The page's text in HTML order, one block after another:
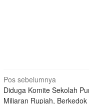
Navigasi
pos
Pos sebelumnya
Diduga Komite Sekolah
Miliaran Rupiah, Berkedok